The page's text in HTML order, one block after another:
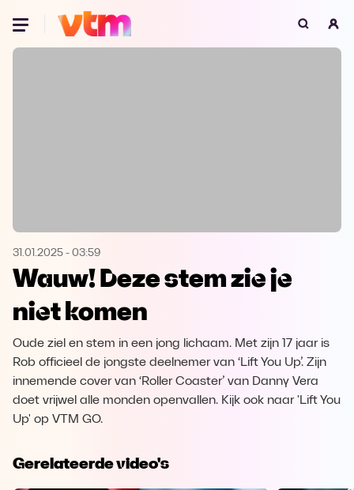
Oeps, browser niet ondersteund
Microsoft Edge Download
Opera
31.01.2025 - 03:59
Wauw! Deze stem zie je
niet komen
Oude ziel en stem in een jong lichaam. Met zijn 17 jaar is
Rob officieel de jongste deelnemer van ‘Lift You Up’. Zijn
innemende cover van ‘Roller Coaster’ van Danny Vera
doet vrijwel alle monden openvallen. Kijk ook naar 'Lift You
Up' op VTM GO.
Gerelateerde video's